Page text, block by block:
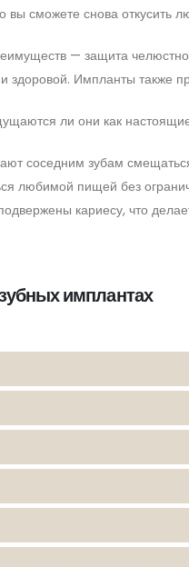
вы сможете снова
— защита
здоровой. Импланты также
ли они как
соседним зубам
любимой пищей без
кариесу, что
имплантах